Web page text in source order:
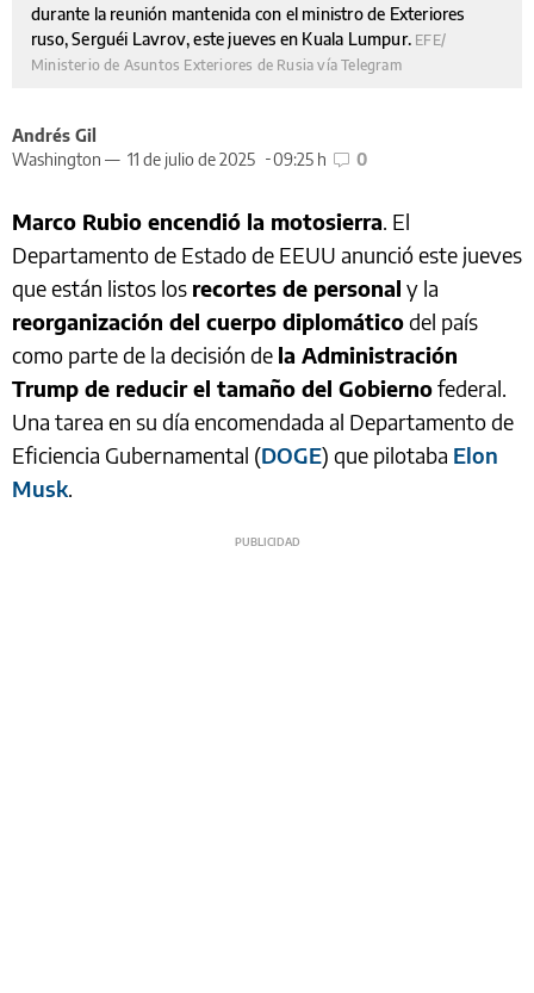
durante la reunión mantenida con el ministro de Exteriores
ruso, Serguéi Lavrov, este jueves en Kuala Lumpur. EFE/
Ministerio de Asuntos Exteriores de Rusia vía Telegram
Andrés Gil
Washington — 11 de julio de 2025 09:25 h 0
Marco Rubio encendió la motosierra. El
Departamento de Estado de EEUU anunció este jueves
que están listos los recortes de personal y la
reorganización del cuerpo diplomáticodel país
como parte de la decisión de la Administración
Trump de reducir el tamaño del Gobiernofederal.
Una tarea en su día encomendada al Departamento de
Eficiencia Gubernamental (DOGE) que pilotaba Elon
Musk.